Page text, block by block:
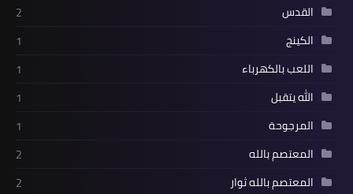
القدس
2
الكينج
1
اللعب بالكهرباء
1
الله يتقبل
1
المرجوحة
1
المعتصم بالله
2
المعتصم بالله ثوار
2